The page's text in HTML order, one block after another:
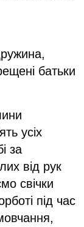
батьки
усіх
за
від рук
свічки
під час